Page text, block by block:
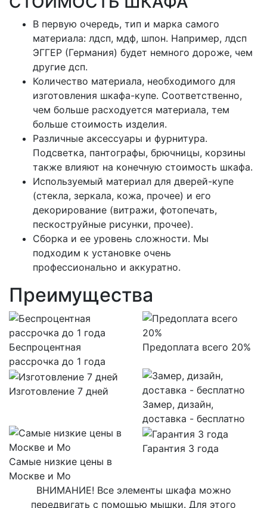
В первую очередь, тип и марка самого
материала: лдсп, мдф, шпон. Например, лдсп
ЭГГЕР (Германия) будет немного дороже, чем
другие дсп.
Количество материала, необходимого для
изготовления шкафа-купе. Соответственно,
чем больше расходуется материала, тем
больше стоимость изделия.
Различные аксессуары и фурнитура.
Подсветка, пантографы, брючницы, корзины
также влияют на конечную стоимость шкафа.
Используемый материал для дверей-купе
(стекла, зеркала, кожа, прочее) и его
декорирование (витражи, фотопечать,
пескоструйные рисунки, прочее).
Сборка и ее уровень сложности. Мы
подходим к установке очень
профессионально и аккуратно.
Преимущества
Беспроцентная
рассрочка до 1 года
Предоплата всего 20%
Изготовление 7 дней
Замер, дизайн,
доставка - бесплатно
Самые низкие цены в
Москве и Мо
Гарантия 3 года
ВНИМАНИЕ! Все элементы шкафа можно
передвигать с помощью мышки. Для этого